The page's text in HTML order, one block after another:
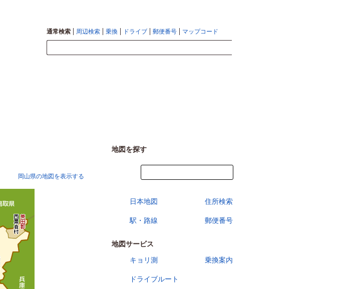
通常検索 周辺検索 乗換 ドライブ 郵便番号 マップコード
岡山県の地図を表示する
地図を探す
日本地図 住所検索
駅・路線 郵便番号
地図サービス
キョリ測
乗換案内
ドライブルート